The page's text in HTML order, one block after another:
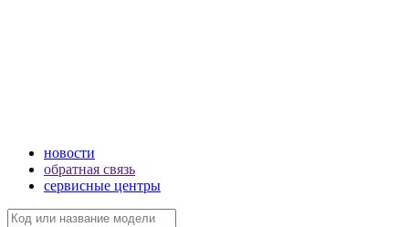
новости
обратная связь
сервисные центры